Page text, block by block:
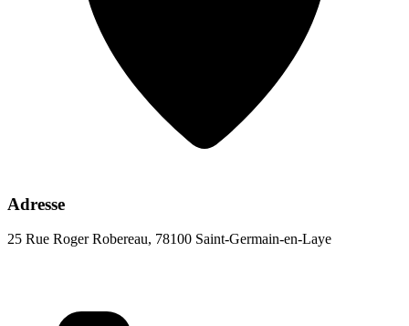
Adresse
25 Rue Roger Robereau, 78100 Saint-Germain-en-Laye